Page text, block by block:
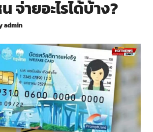
จ่ายอะไรได้บ้าง?
admin